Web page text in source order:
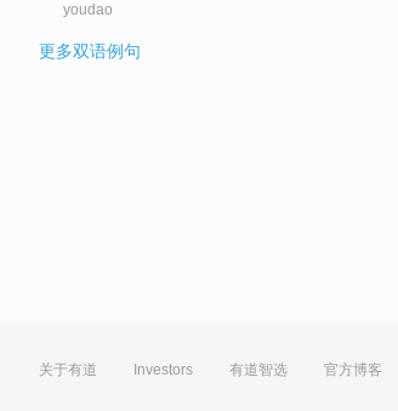
youdao
更多双语例句
关于有道 Investors 有道智选 官方博客